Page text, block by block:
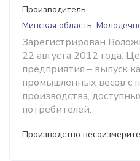
Производитель
Минская область,
Зарегистрирован
22 августа 2012 года.
предприятия – выпуск
промышленных весов с
производства,
потребителей.
Производство